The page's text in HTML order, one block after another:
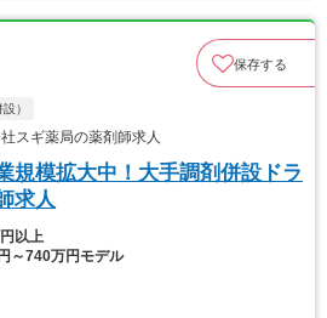
保存する
）
スギ薬局の薬剤師求人
規模拡大中！大手調剤併設ドラ
求人
以上
～740万円モデル